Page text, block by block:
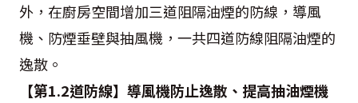
外，在廚房空間增加三道阻隔油煙的防線，導風
機、防煙垂壁與抽風機，一共四道防線阻隔油煙的
逸散。
【第1.2道防線】導風機防止逸散、提高抽油煙機